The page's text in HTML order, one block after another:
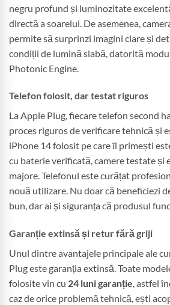
negru profund și luminozitate
directă a soarelui. De asemenea,
permite să surprinzi imagini clare și
condiții de lumină slabă, datorită
Photonic Engine.
Telefon folosit, dar testat riguros
La Apple Plug, fiecare telefon second
proces riguros de verificare tehnică și
iPhone 14 folosit pe care îl primești
cu baterie verificată, camere testate și
majore. Telefonul este curățat
nouă utilizare. Nu doar că beneficiezi
bun, dar ai și siguranța că produsul
Garanție extinsă și retur fără griji
Unul dintre avantajele principale ale
Plug este garanția extinsă. Toate
folosite vin cu 24 luni garanție, astfel
caz de orice problemă tehnică, ești